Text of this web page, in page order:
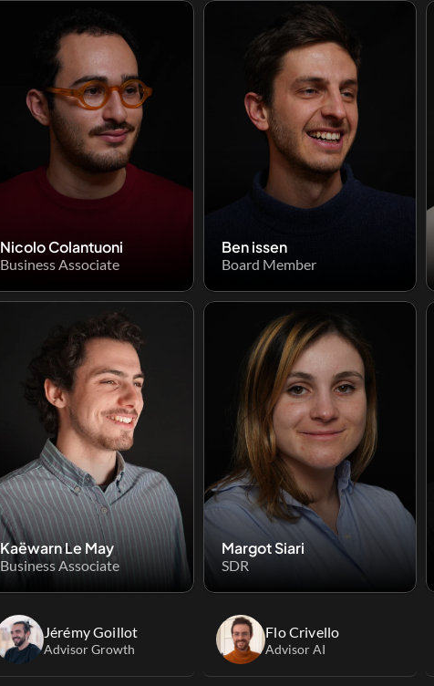
Nicolo Colantuoni
Business Associate
Ben issen
Board Member
Kaëwarn Le May
Business Associate
Margot Siari
SDR
Jérémy Goillot
Advisor Growth
Flo Crivello
Advisor AI